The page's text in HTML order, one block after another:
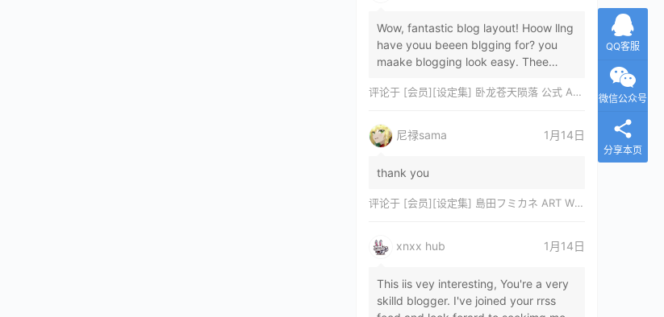
Wow, fantastic blog layout! Hoow llng
have youu beeen blgging for? you
maake blogging look easy. Thee
magnificent, let…
评论于 [会员][设定集] 卧龙苍天陨落 公式 ARTWORKS[DL]
尼禄sama 1月14日
thank you
评论于 [会员][设定集] 島田フミカネ ART WORKS EXTRA Luminous Witches[DL]
xnxx hub 1月14日
This iis vey interesting, You're a very
skilld blogger. I've joined your rrss
QQ客服
微信公众号
分享本页